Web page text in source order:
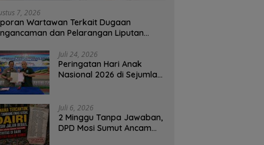
7, 2026
Wartawan Terkait Dugaan
dan Pelarangan Liputan
Juli 24, 2026
Peringatan Hari Anak
Nasional 2026 di Sejumlah
Kemendikdasmen
Juli 6, 2026
2 Minggu Tanpa Jawaban,
DPD Mosi Sumut Ancam